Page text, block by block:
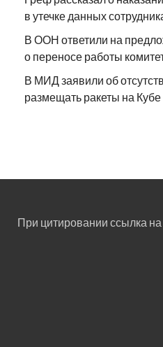
в утечке данных
В ООН ответили на
о переносе работы
В МИД заявили об
размещать ракеты на Кубе
При цитировании ссылка на